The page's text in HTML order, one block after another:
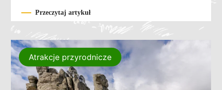
Przeczytaj artykuł
Atrakcje przyrodnicze